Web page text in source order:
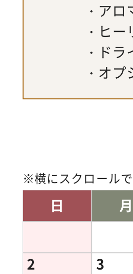
アロ
ヒ
ド
オプ
横にスクロールで
日 月
2 3